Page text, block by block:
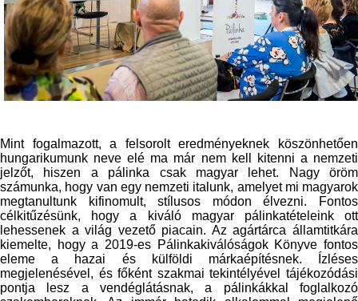
Mint fogalmazott, a felsorolt eredményeknek köszönhetően
hungarikumunk neve elé ma már nem kell kitenni a nemzeti
jelzőt, hiszen a pálinka csak magyar lehet. Nagy öröm
számunka, hogy van egy nemzeti italunk, amelyet mi magyarok
megtanultunk kifinomult, stílusos módon élvezni. Fontos
célkitűzésünk, hogy a kiváló magyar pálinkatételeink ott
lehessenek a világ vezető piacain. Az agártárca államtitkára
kiemelte, hogy a 2019-es Pálinkakiválóságok Könyve fontos
eleme a hazai és külföldi márkaépítésnek. Ízléses
megjelenésével, és főként szakmai tekintélyével tájékozódási
pontja lesz a vendéglátásnak, a pálinkákkal foglalkozó